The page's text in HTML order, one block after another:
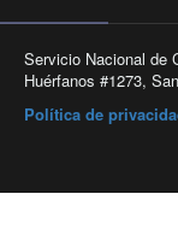
Servicio Nacional de
Huérfanos #1273,
Política de